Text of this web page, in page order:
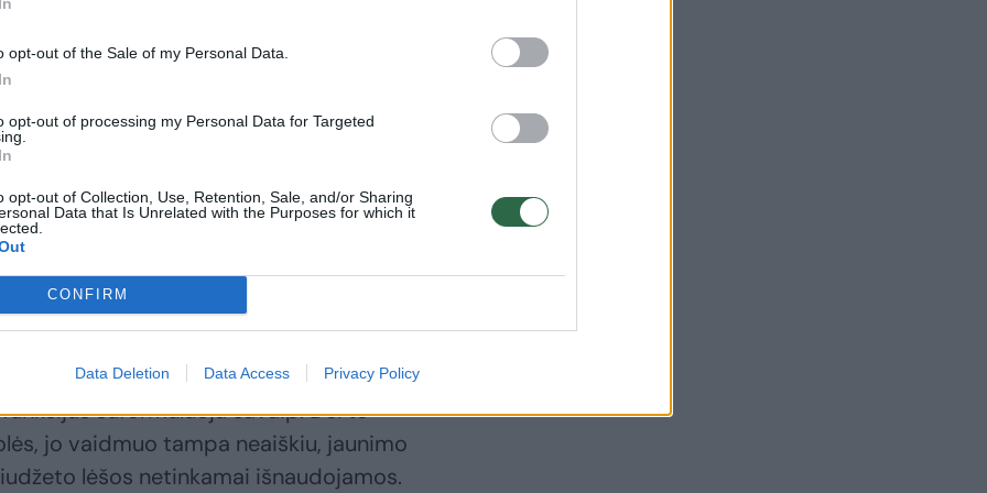
opt-out of the Sale of my Personal Data.
opt-out of processing my Personal Data for Targeted
opt-out of Collection, Use, Retention, Sale, and/or Sharing
Data that Is Unrelated with the Purposes for which it
CONFIRM
Data Deletion Data Access Privacy Policy
Jau prieš porą metų jaunimo
būtų tiesiogiai pavaldūs
ir įgyvendinti tik pagrindines
politikos pagrindų įstatymas bei kiti
Mantas Zakarka.
pareigybės aprašymas ir
(JRD) teikiami pasiūlymai
todėl kiekviena savivaldybė
suformuluoja savaip. Dėl to
jo vaidmuo tampa neaiškiu, jaunimo
lėšos netinkamai išnaudojamos.